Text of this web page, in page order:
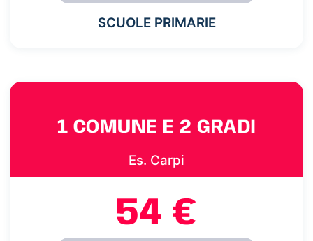
SCUOLE PRIMARIE
1 COMUNE E 2 GRADI
Es. Carpi
54 €